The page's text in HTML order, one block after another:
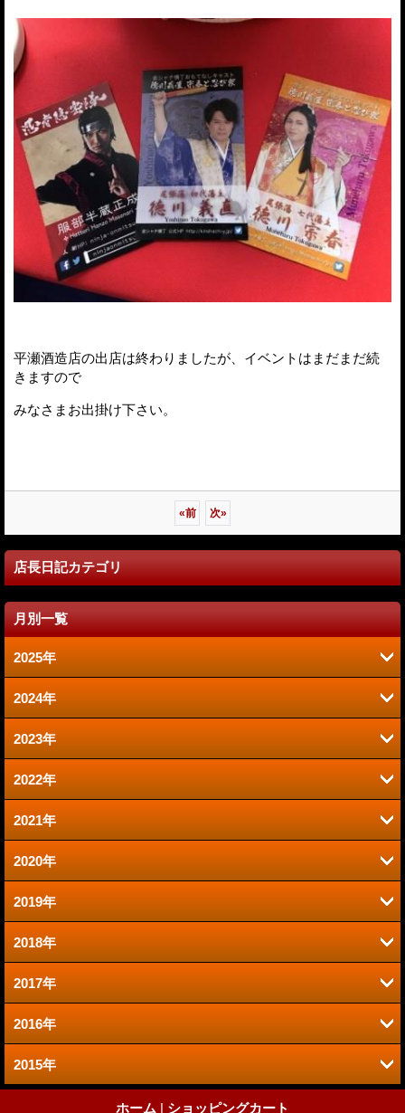
平瀬酒造店の出店は終わりましたが、イベントはまだまだ続
きますので
みなさまお出掛け下さい。
«前 次»
店長日記カテゴリ
月別一覧
2025年
6月 (2)
1月 (1)
2024年
9月 (2)
8月 (2)
2023年
6月 (1)
2022年
12月 (1)
10月 (1)
9月 (1)
2021年
12月 (1)
9月 (1)
8月 (1)
7月 (4)
5月 (3)
4月 (2)
2020年
12月 (1)
11月 (2)
10月 (2)
9月 (3)
8月 (3)
2019年
11月 (2)
7月 (1)
5月 (1)
4月 (2)
2018年
11月 (2)
10月 (3)
7月 (2)
2017年
11月 (3)
10月 (3)
2016年
12月 (3)
2015年
ホーム | ショッピングカート